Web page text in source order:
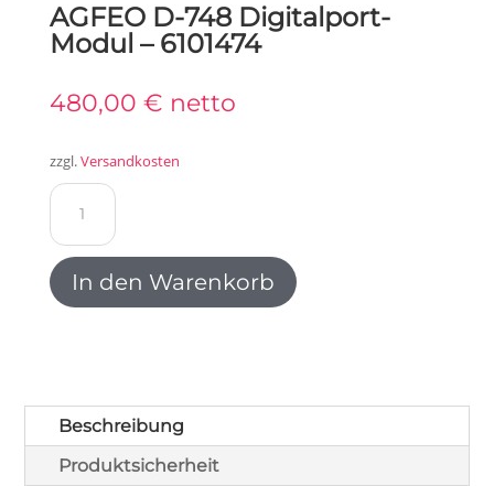
AGFEO D-748 Digitalport-
Modul – 6101474
480,00 € netto
zzgl.Versandkosten
AGFEO
748
Digitalport-
Modul
In den Warenkorb
Beschreibung
Produktsicherheit